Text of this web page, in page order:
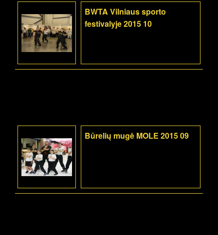
BWTA Vilniaus sporto
festivalyje 2015 10
Būrelių mugė MOLE 2015 09